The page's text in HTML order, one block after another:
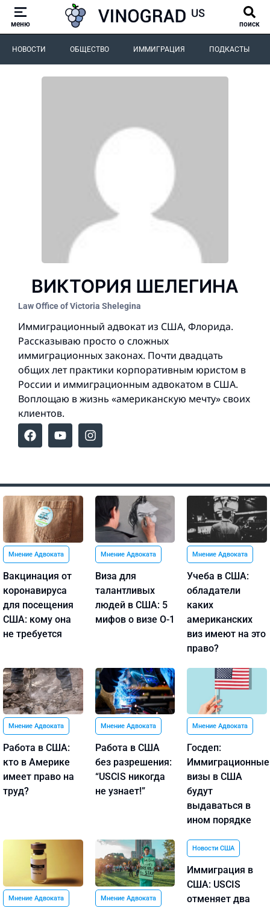
меню поиск
НОВОСТИ ОБЩЕСТВО ИММИГРАЦИЯ ПОДКАСТЫ
ВИКТОРИЯ ШЕЛЕГИНА
Law Office of Victoria Shelegina
Иммиграционный адвокат из США, Флорида.
Рассказываю просто о сложных
иммиграционных законах. Почти двадцать
общих лет практики корпоративным юристом в
России и иммиграционным адвокатом в США.
Воплощаю в жизнь «американскую мечту» своих
клиентов.
Мнение Адвоката
Вакцинация от
коронавируса
для посещения
США: кому она
не требуется
Мнение Адвоката
Виза для
талантливых
людей в США: 5
мифов о визе O-1
Мнение Адвоката
Учеба в США:
обладатели
каких
американских
виз имеют на это
право?
Мнение Адвоката
Работа в США:
кто в Америке
имеет право на
труд?
Мнение Адвоката
Работа в США
без разрешения:
“USCIS никогда
не узнает!”
Мнение Адвоката
Госдеп:
Иммиграционные
визы в США
будут
выдаваться в
ином порядке
Мнение Адвоката Мнение Адвоката
Новости США
Иммиграция в
США: USCIS
отменяет два